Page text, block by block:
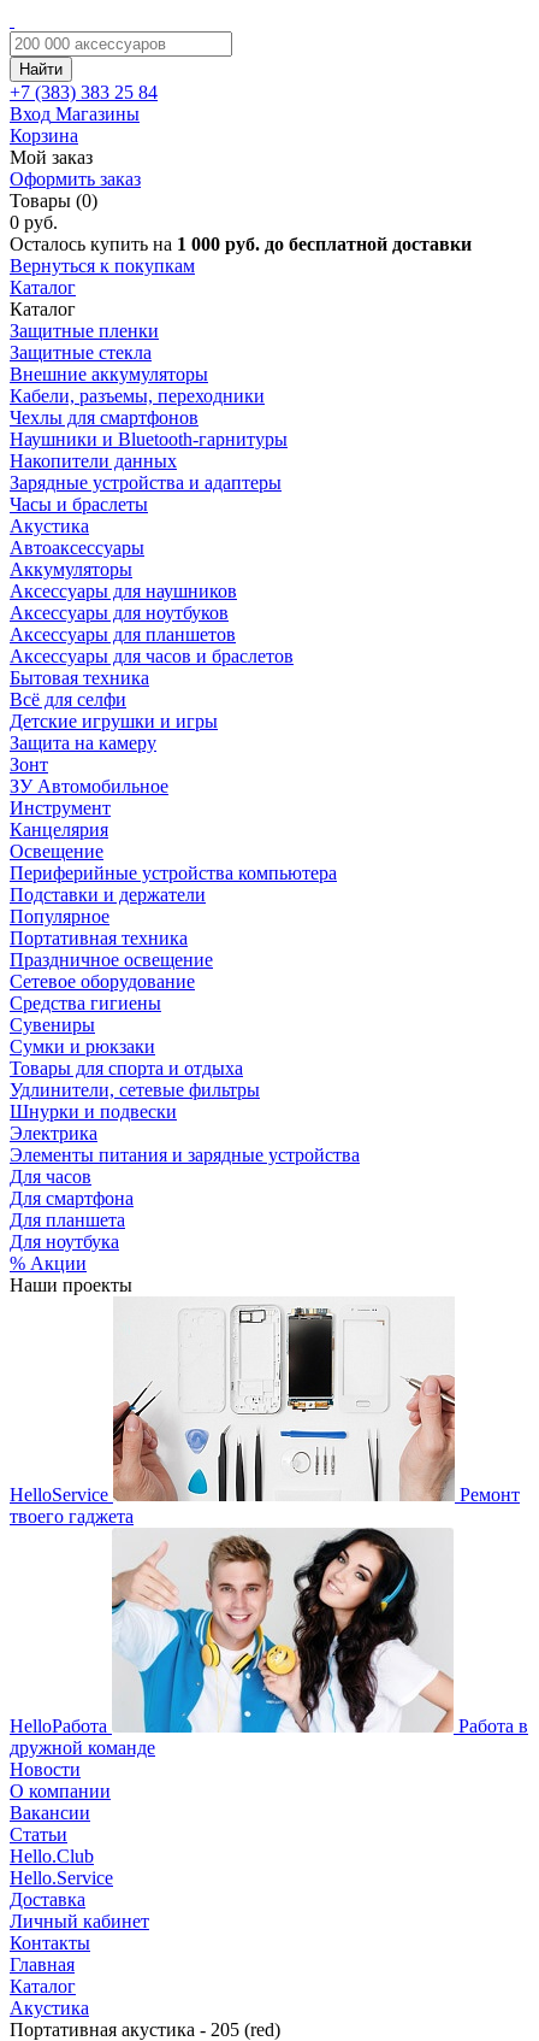
Найти
+7 (383) 383 25 84
Вход Магазины
Корзина
Мой заказ
Оформить заказ
Товары (0)
0 руб.
Осталось купить на 1 000 руб. до бесплатной доставки
Вернуться к покупкам
Каталог
Каталог
Защитные пленки
Защитные стекла
Внешние аккумуляторы
Кабели, разъемы, переходники
Чехлы для смартфонов
Наушники и Bluetooth-гарнитуры
Накопители данных
Зарядные устройства и адаптеры
Часы и браслеты
Акустика
Автоаксессуары
Аккумуляторы
Аксессуары для наушников
Аксессуары для ноутбуков
Аксессуары для планшетов
Аксессуары для часов и браслетов
Бытовая техника
Всё для селфи
Детские игрушки и игры
Защита на камеру
Зонт
ЗУ Автомобильное
Инструмент
Канцелярия
Освещение
Периферийные устройства компьютера
Подставки и держатели
Популярное
Портативная техника
Праздничное освещение
Сетевое оборудование
Средства гигиены
Сувениры
Сумки и рюкзаки
Товары для спорта и отдыха
Удлинители, сетевые фильтры
Шнурки и подвески
Электрика
Элементы питания и зарядные устройства
Для часов
Для смартфона
Для планшета
Для ноутбука
% Акции
Наши проекты
HelloService
Ремонт
твоего гаджета
HelloРабота
Работа в
дружной команде
Новости
О компании
Вакансии
Статьи
Hello.Club
Hello.Service
Доставка
Личный кабинет
Контакты
Главная
Каталог
Акустика
Портативная акустика - 205 (red)